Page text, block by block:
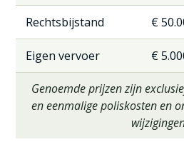
Rechtsbijstand €
Eigen vervoer €
Genoemde prijzen zijn
en eenmalige poliskosten en